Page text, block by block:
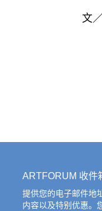
文／
ARTFORUM 收件
提供您的电子邮件地
内容以及特别优惠。